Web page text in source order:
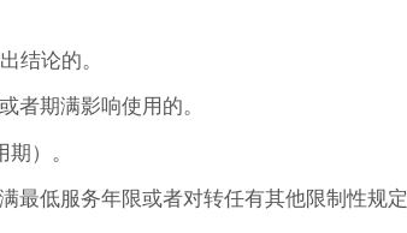
结论的。
者期满影响使用的。
）。
低服务年限或者对转任有其他限制性规定